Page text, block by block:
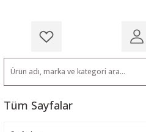
Tüm Sayfalar